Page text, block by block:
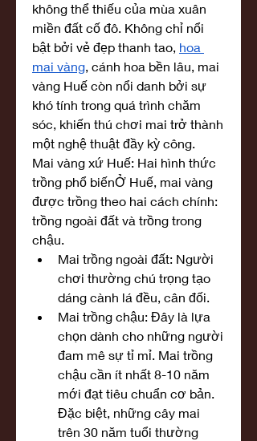
không thể thiếu của mùa xuân
miền đất cố đô. Không chỉ nổi
bật bởi vẻ đẹp thanh tao, hoa
mai vàng, cánh hoa bền lâu, mai
vàng Huế còn nổi danh bởi sự
khó tính trong quá trình chăm
sóc, khiến thú chơi mai trở thành
một nghệ thuật đầy kỳ công.
Mai vàng xứ Huế: Hai hình thức
trồng phổ biếnỞ Huế, mai vàng
được trồng theo hai cách chính:
trồng ngoài đất và trồng trong
chậu.
Mai trồng ngoài đất: Người
chơi thường chú trọng tạo
dáng cành lá đều, cân đối.
Mai trồng chậu: Đây là lựa
chọn dành cho những người
đam mê sự tỉ mỉ. Mai trồng
chậu cần ít nhất 8-10 năm
mới đạt tiêu chuẩn cơ bản.
Đặc biệt, những cây mai
trên 30 năm tuổi thường